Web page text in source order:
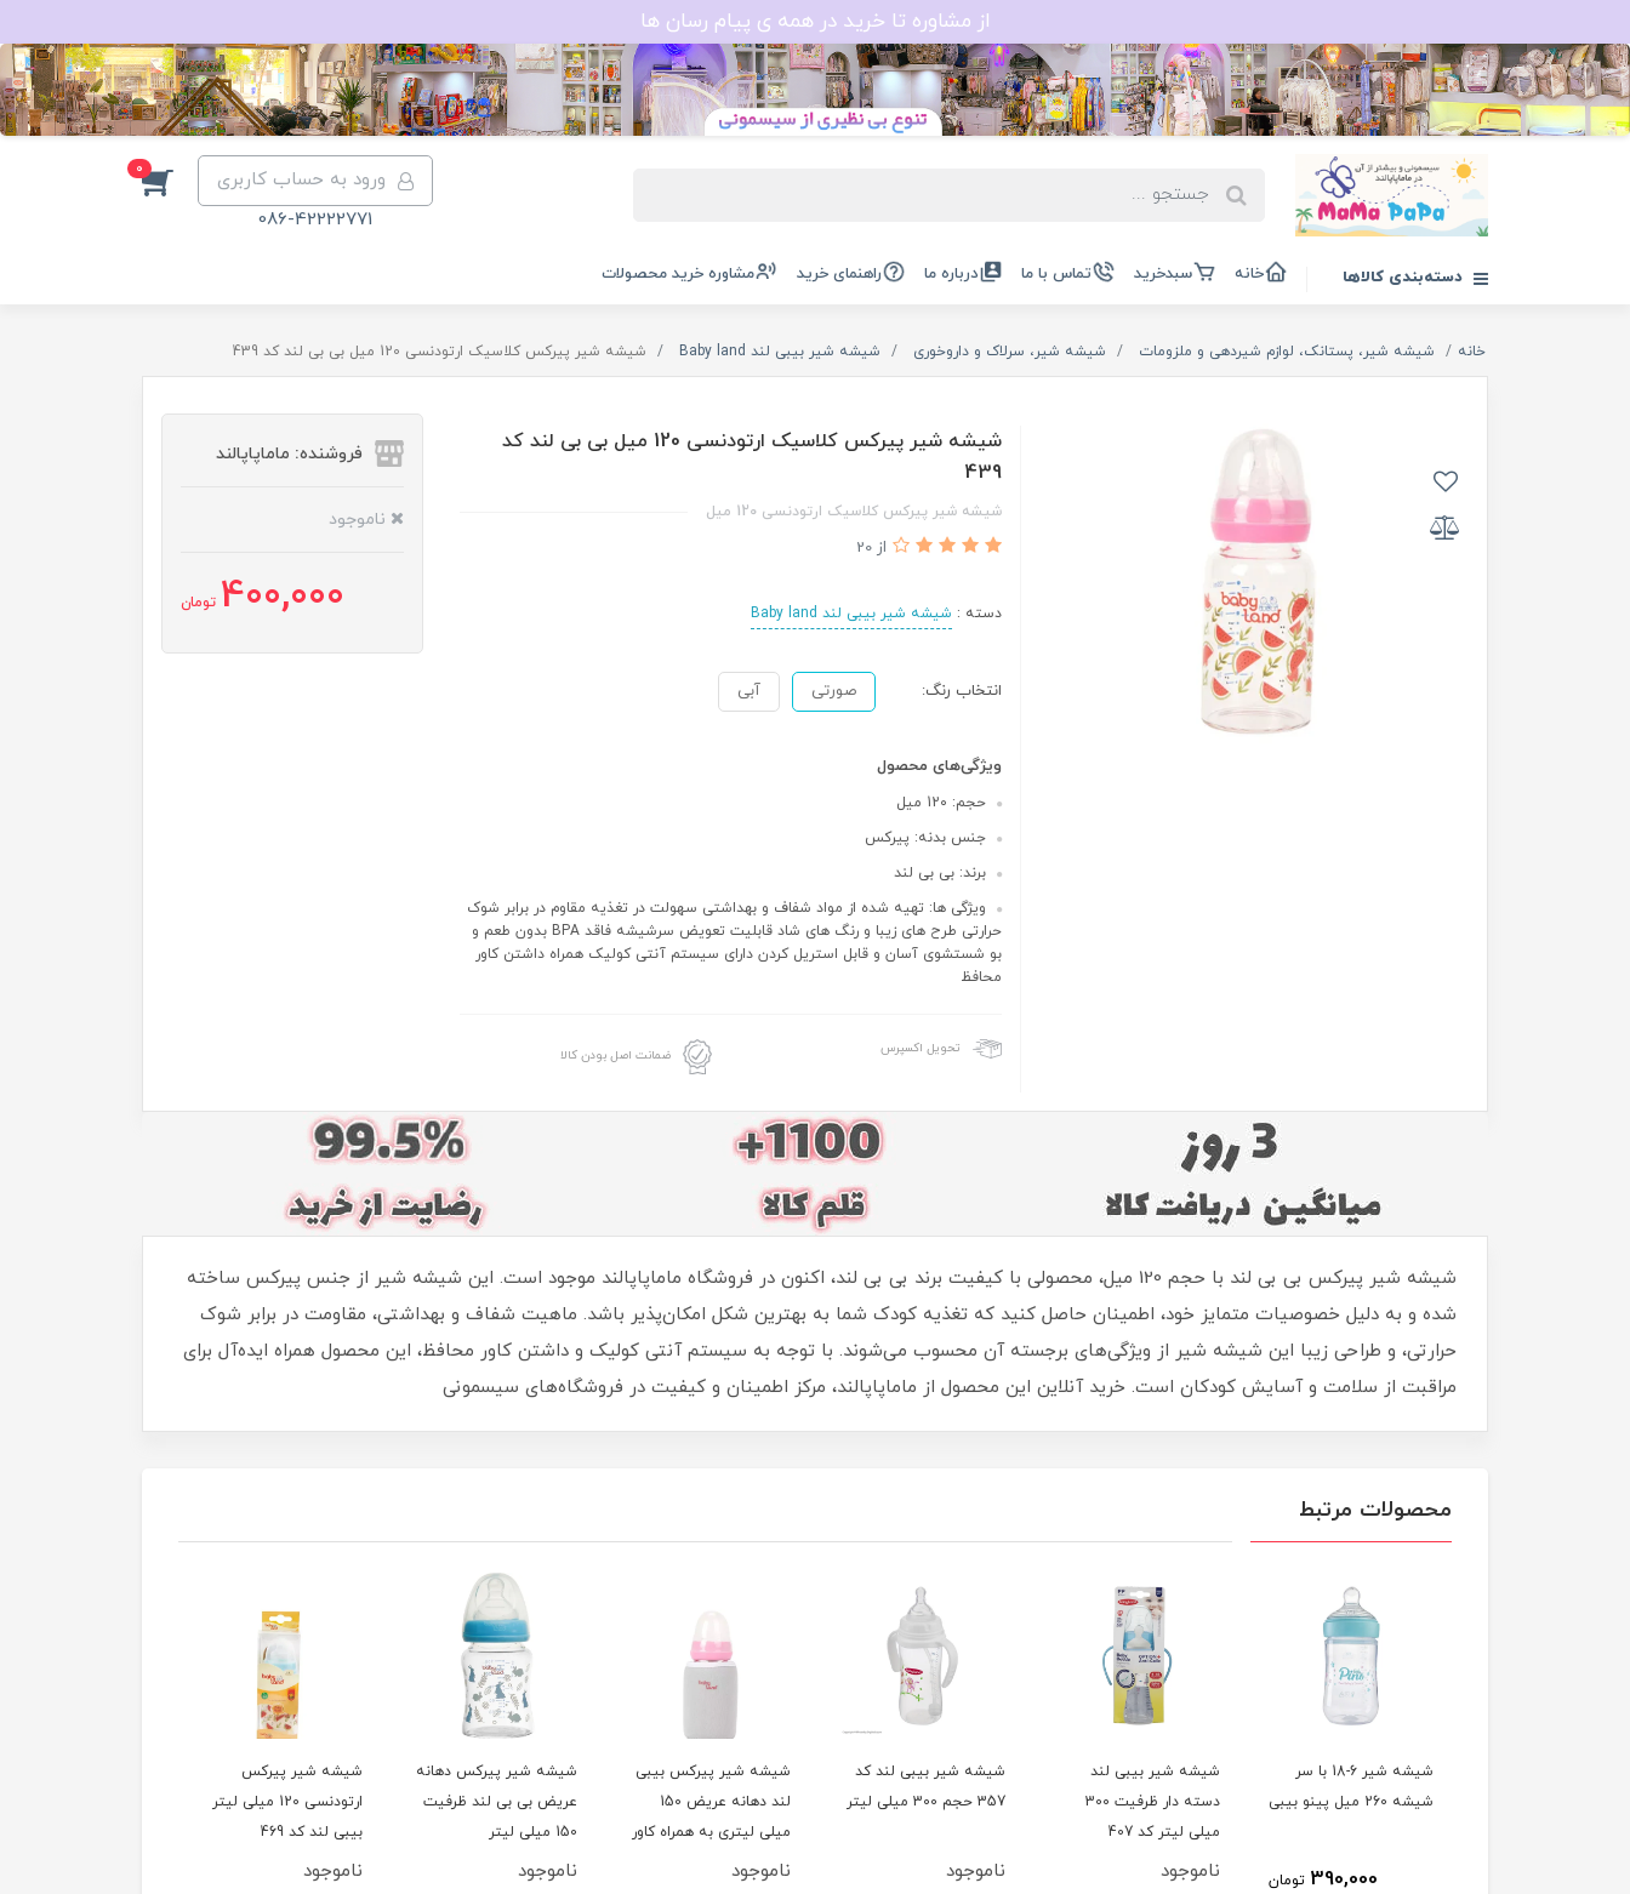
از مشاوره تا خرید در همه ی پیام رسان ها
ورود به حساب کاربری
086-42222771
0
دسته‌بندی کالاها خانه سبدخرید تماس با ما درباره ما راهنمای خرید مشاوره خرید محصولات
خانه شیشه شیر، پستانک، لوازم شیردهی و ملزومات شیشه شیر، سرلاک و داروخوری شیشه شیر بیبی لند Baby land شیشه شیر پیرکس کلاسیک ارتودنسی 120 میل بی بی لند کد 439
شیشه شیر پیرکس کلاسیک ارتودنسی 120 میل بی بی لند کد
439
شیشه شیر پیرکس کلاسیک ارتودنسی 120 میل
از 20
دسته : شیشه شیر بیبی لند Baby land
انتخاب رنگ: صورتی آبی
ویژگی‌های محصول
حجم: 12۰ میل
جنس بدنه: پیرکس
برند: بی بی لند
ویژگی ها: تهیه شده از مواد شفاف و بهداشتی سهولت در تغذیه مقاوم در برابر شوک
حرارتی طرح‌ های زیبا و رنگ‌ های شاد قابلیت تعویض سرشیشه فاقد BPA بدون طعم و
بو شستشوی آسان و قابل استریل کردن دارای سیستم آنتی کولیک همراه داشتن کاور
محافظ
تحویل اکسپرس ضمانت اصل بودن کالا
فروشنده: ماماپاپالند
ناموجود
400,000 تومان
شیشه شیر پیرکس بی بی لند با حجم 120 میل، محصولی با کیفیت برند بی بی لند، اکنون در فروشگاه ماماپاپالند موجود است. این شیشه شیر از جنس پیرکس ساخته
شده و به دلیل خصوصیات متمایز خود، اطمینان حاصل کنید که تغذیه کودک شما به بهترین شکل امکان‌پذیر باشد. ماهیت شفاف و بهداشتی، مقاومت در برابر شوک
حرارتی، و طراحی زیبا این شیشه شیر از ویژگی‌های برجسته آن محسوب می‌شوند. با توجه به سیستم آنتی کولیک و داشتن کاور محافظ، این محصول همراه ایده‌آل برای
مراقبت از سلامت و آسایش کودکان است. خرید آنلاین این محصول از ماماپاپالند، مرکز اطمینان و کیفیت در فروشگاه‌های سیسمونی
محصولات مرتبط
شیشه شیر 6-18 با سر
شیشه 260 میل پینو بیبی
390,000 تومان
شیشه شیر بیبی لند
دسته دار ظرفیت 300
میلی لیتر کد 407
ناموجود
شیشه شیر بیبی لند کد
357 حجم 300 میلی لیتر
ناموجود
شیشه شیر پیرکس بیبی
لند دهانه عریض 150
میلی لیتری به همراه کاور
ناموجود
شیشه شیر پیرکس دهانه
عریض بی بی لند ظرفیت
150 میلی لیتر
ناموجود
شیشه شیر پیرکس
ارتودنسی 120 میلی لیتر
بیبی لند کد 469
ناموجود